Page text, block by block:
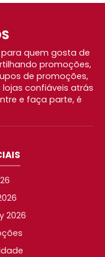
quem gosta de
promoções,
de promoções,
confiáveis atrás
e faça parte, é
2026